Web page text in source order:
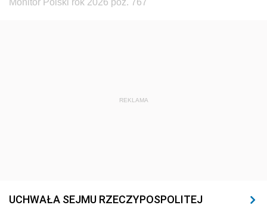
Monitor Polski rok 2026 poz. 767
REKLAMA
UCHWAŁA SEJMU RZECZYPOSPOLITEJ